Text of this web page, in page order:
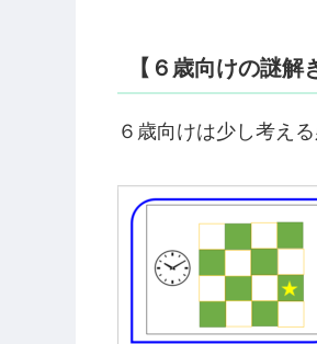
【６歳向けの謎
６歳向けは少し考え